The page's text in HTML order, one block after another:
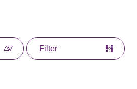
Neckholder-BHs
Filter